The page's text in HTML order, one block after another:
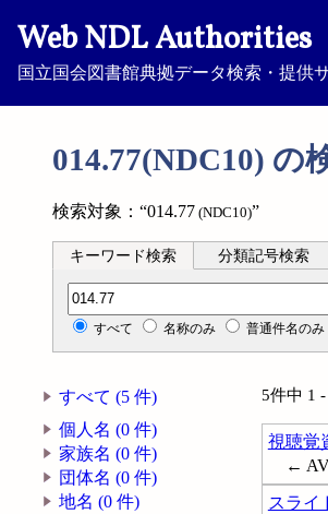
Web NDL Authorities
国立国会図書館典拠データ検索・提供
014.77(NDC10) の
検索対象：“014.77 (NDC10)”
キーワード検索 分類記号検索
分類記号検索
すべて 名称のみ 普通件名のみ
すべて (5 件)
個人名 (0 件)
家族名 (0 件)
団体名 (0 件)
地名 (0 件)
5件中 1
視聴覚
←
スライ